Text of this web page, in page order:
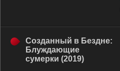
Созданный в Бездне:
Блуждающие
сумерки (2019)